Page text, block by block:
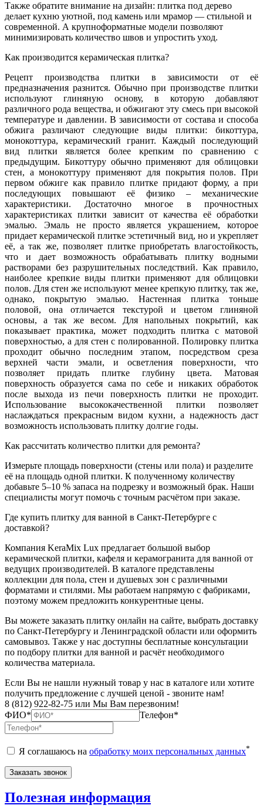
Также обратите внимание на дизайн: плитка под дерево
делает кухню уютной, под камень или мрамор — стильной и
современной. А крупноформатные модели позволяют
минимизировать количество швов и упростить уход.
Как производится керамическая плитка?
Рецепт производства плитки в зависимости от её
предназначения разнится. Обычно при производстве плитки
используют глиняную основу, в которую добавляют
различного рода вещества, и обжигают эту смесь при высокой
температуре и давлении. В зависимости от состава и способа
обжига различают следующие виды плитки: бикоттура,
монокоттура, керамический гранит. Каждый последующий
вид плитки является более крепким по сравнению с
предыдущим. Бикоттуру обычно применяют для облицовки
стен, а монокоттуру применяют для покрытия полов. При
первом обжиге как правило плитке придают форму, а при
последующих повышают её физико – механические
характеристики. Достаточно многое в прочностных
характеристиках плитки зависит от качества её обработки
эмалью. Эмаль не просто является украшением, которое
придает керамической плитке эстетичный вид, но и укрепляет
её, а так же, позволяет плитке приобретать влагостойкость,
что и дает возможность обрабатывать плитку водными
растворами без разрушительных последствий. Как правило,
наиболее крепкие виды плитки применяют для облицовки
полов. Для стен же используют менее крепкую плитку, так же,
однако, покрытую эмалью. Настенная плитка тоньше
половой, она отличается текстурой и цветом глиняной
основы, а так же весом. Для напольных покрытий, как
показывает практика, может подходить плитка с матовой
поверхностью, а для стен с полированной. Полировку плитка
проходит обычно последним этапом, посредством среза
верхней части эмали, и осветления поверхности, что
позволяет придать плитке глубину цвета. Матовая
поверхность образуется сама по себе и никаких обработок
после выхода из печи поверхность плитки не проходит.
Использование высококачественной плитки позволяет
наслаждаться прекрасным видом кухни, а надежность даст
возможность использовать плитку долгие годы.
Как рассчитать количество плитки для ремонта?
Измерьте площадь поверхности (стены или пола) и разделите
её на площадь одной плитки. К полученному количеству
добавьте 5–10 % запаса на подрезку и возможный брак. Наши
специалисты могут помочь с точным расчётом при заказе.
Где купить плитку для ванной в Санкт-Петербурге с
доставкой?
Компания KeraMix Lux предлагает большой выбор
керамической плитки, кафеля и керамогранита для ванной от
ведущих производителей. В каталоге представлены
коллекции для пола, стен и душевых зон с различными
форматами и стилями. Мы работаем напрямую с фабриками,
поэтому можем предложить конкурентные цены.
Вы можете заказать плитку онлайн на сайте, выбрать доставку
по Санкт-Петербургу и Ленинградской области или оформить
самовывоз. Также у нас доступны бесплатные консультации
по подбору плитки для ванной и расчёт необходимого
количества материала.
Если Вы не нашли нужный товар у нас в каталоге или хотите
получить предложение с лучшей ценой - звоните нам!
8 (812) 922-82-75 или Мы Вам перезвоним!
ФИО*
Телефон*
Я соглашаюсь на обработку моих персональных данных*
Полезная информация